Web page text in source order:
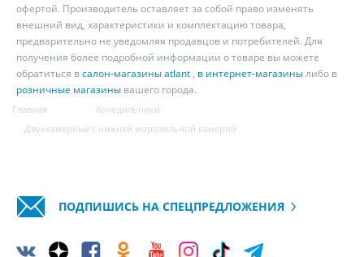
офертой. Производитель оставляет за собой право изменять
внешний вид, характеристики и комплектацию товара,
предварительно не уведомляя продавцов и потребителей. Для
получения более подробной информации о товаре вы можете
обратиться всалон-магазины atlant , в интернет-магазинылибо в
розничные магазины вашего города.
Главная
Холодильники
Двухкамерные с нижней морозильной камерой
ПОДПИШИСЬ НА СПЕЦПРЕДЛОЖЕНИЯ